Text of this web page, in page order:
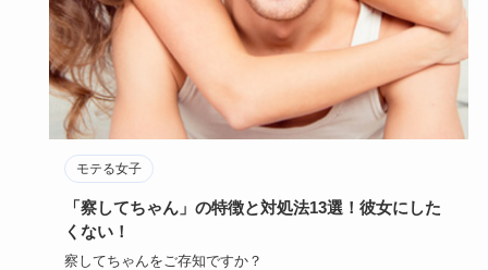
モテる女子
「察してちゃん」の特徴と対処法13選！彼女にした
くない！
察してちゃんをご存知ですか？